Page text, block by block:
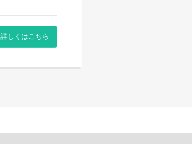
詳しくはこちら